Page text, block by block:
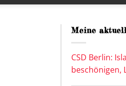
Meine
CSD Berlin:
beschönigen,